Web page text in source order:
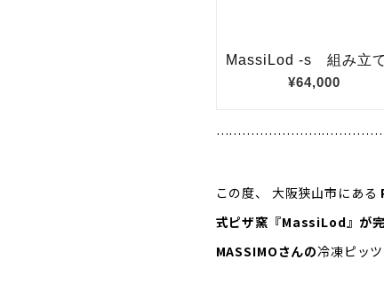
この度、 大阪狭山市にある
式ピザ窯『MassiLod』が
MASSIMOさんの冷凍ピッ